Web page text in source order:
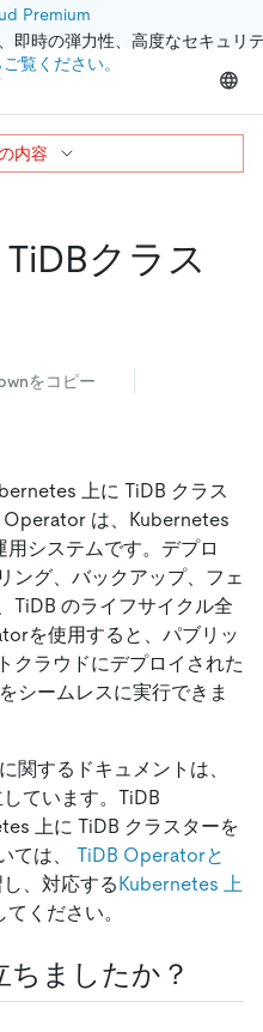
Premium
時の弾力性、高度なセキュリ
覧ください。
クラス
をコピー
上に TiDB クラス
Operator は、Kubernetes
用システムです。デプロ
ング、バックアップ、フェ
TiDB のライフサイクル全
を使用すると、パブリッ
クラウドにデプロイされた
シームレスに実行できま
関するドキュメントは、
ています。TiDB
上に TiDB クラスターを
ては、 TiDB Operatorと
、対応するKubernetes 上
てください。
ちましたか？
内容